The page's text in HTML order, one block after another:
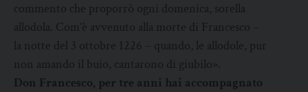
commento che proporrò ogni domenica, sorella
allodola. Com’è avvenuto alla morte di Francesco –
la notte del 3 ottobre 1226 – quando, le allodole, pur
non amando il buio, cantarono di giubilo».
Don Francesco, per tre anni hai accompagnato